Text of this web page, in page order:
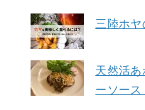
三陸ホ
天然活
ーソース